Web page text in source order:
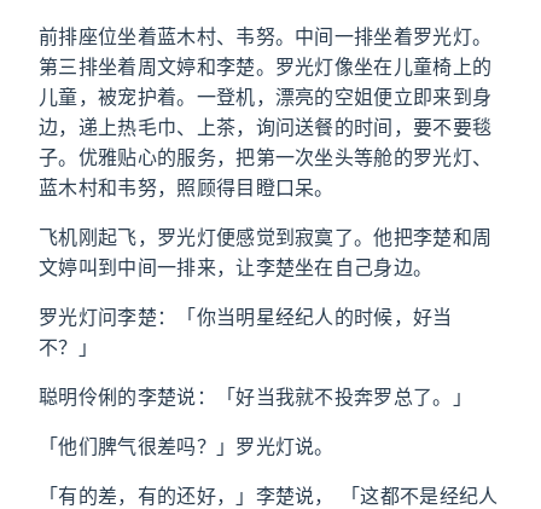
前排座位坐着蓝木村、韦努。中间一排坐着罗光灯。
第三排坐着周文婷和李楚。罗光灯像坐在儿童椅上的
儿童，被宠护着。一登机，漂亮的空姐便立即来到身
边，递上热毛巾、上茶，询问送餐的时间，要不要毯
子。优雅贴心的服务，把第一次坐头等舱的罗光灯、
蓝木村和韦努，照顾得目瞪口呆。
飞机刚起飞，罗光灯便感觉到寂寞了。他把李楚和周
文婷叫到中间一排来，让李楚坐在自己身边。
罗光灯问李楚：「你当明星经纪人的时候，好当
不？」
聪明伶俐的李楚说：「好当我就不投奔罗总了。」
「他们脾气很差吗？」罗光灯说。
「有的差，有的还好，」李楚说， 「这都不是经纪人